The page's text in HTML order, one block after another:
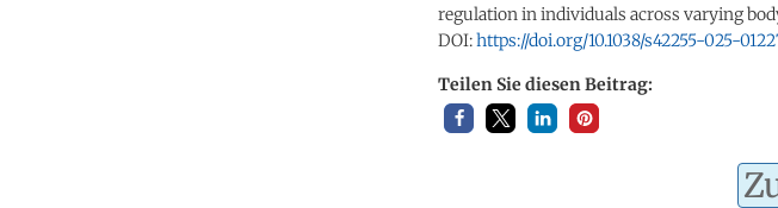
regulation in individuals across varying
DOI:https://doi.org/10.1038/s42255-025-
Teilen Sie diesen Beitrag: